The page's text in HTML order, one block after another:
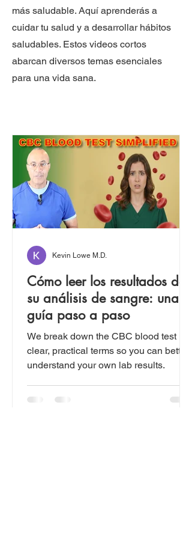
más saludable. Aquí aprenderás a
cuidar tu salud y a desarrollar hábitos
saludables. Estos videos cortos
abarcan diversos temas esenciales
para una vida sana.
Cómo leer los resultados de
su análisis de sangre: una
guía paso a paso
We break down the CBC blood test in
clear, practical terms so you can better
understand your own lab results.
Kevin Lowe M.D.